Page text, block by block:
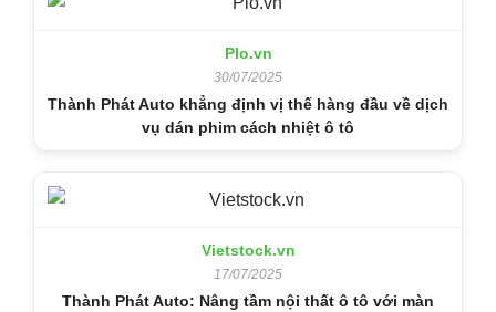
Plo.vn
30/07/2025
Thành Phát Auto khẳng định vị thế hàng đầu về dịch
vụ dán phim cách nhiệt ô tô
Vietstock.vn
17/07/2025
Thành Phát Auto: Nâng tầm nội thất ô tô với màn